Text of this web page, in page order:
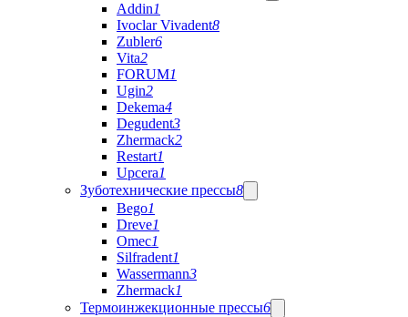
Addin1
Ivoclar Vivadent8
Zubler6
Vita2
FORUM1
Ugin2
Dekema4
Degudent3
Zhermack2
Restart1
Upcera1
Зуботехнические прессы8
Bego1
Dreve1
Omec1
Silfradent1
Wassermann3
Zhermack1
Термоинжекционные прессы6